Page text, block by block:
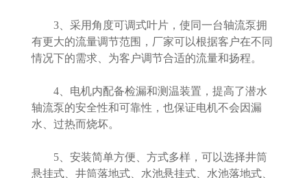
3、采用角度可调式叶片，使同一台轴流泵拥
有更大的流量调节范围，厂家可以根据客户在不同
情况下的需求、为客户调节合适的流量和扬程。
4、电机内配备检漏和测温装置，提高了潜水
轴流泵的安全性和可靠性，也保证电机不会因漏
水、过热而烧坏。
5、安装简单方便、方式多样，可以选择井筒
悬挂式、井筒落地式、水池悬挂式、水池落地式、